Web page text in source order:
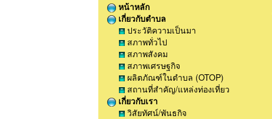
หน้าหลัก
เกี่ยวกับตำบล
ประวัติความเป็นมา
สภาพทั่วไป
สภาพสังคม
สภาพเศรษฐกิจ
ผลิตภัณฑ์ในตำบล (OTOP)
สถานที่สำคัญ/แหล่งท่องเที่ยว
เกี่ยวกับเรา
วิสัยทัศน์/พันธกิจ